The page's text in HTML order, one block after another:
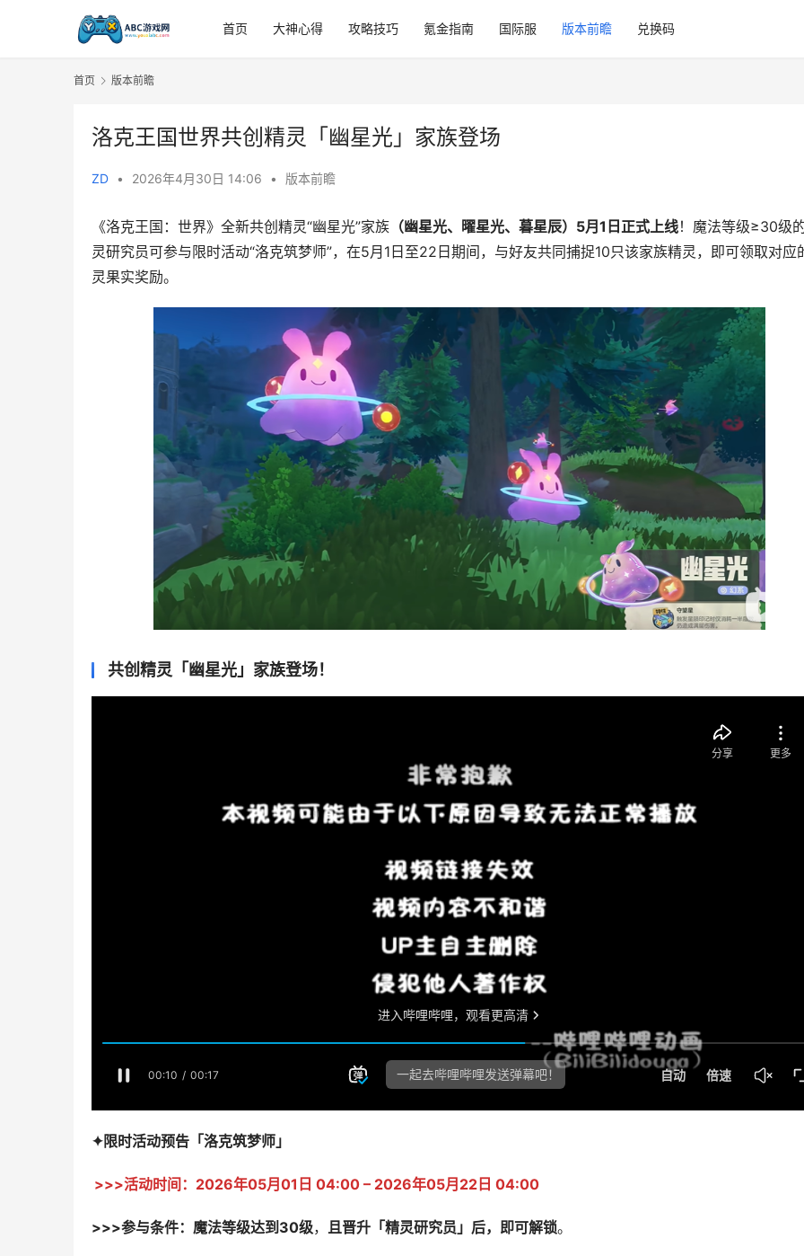
首页 大神心得 攻略技巧 氪金指南 国际服 版本前瞻 兑换码
首页 版本前瞻
洛克王国世界共创精灵「幽星光」家族登场
ZD • 2026年4月30日 14:06 • 版本前瞻
《洛克王国：世界》全新共创精灵“幽星光”家族 （幽星光、曜星光、暮星辰）5月1日正式上线！魔法等级≥30级
灵研究员可参与限时活动“洛克筑梦师”，在5月1日至22日期间，与好友共同捕捉10只该家族精灵，即可领取对应
灵果实奖励。
共创精灵「幽星光」家族登场！
✦限时活动预告「洛克筑梦师」
>>>活动时间：2026年05月01日 04:00 – 2026年05月22日 04:00
>>>参与条件：魔法等级达到30级， 且晋升「精灵研究员」后，即可解锁。